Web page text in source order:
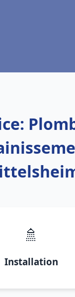
🚿
Installation